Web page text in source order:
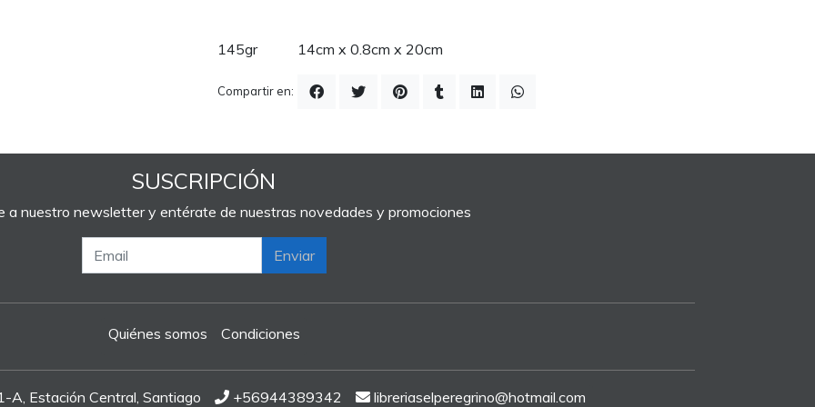
145gr 14cm x 0.8cm x 20cm
Compartir en:
SUSCRIPCIÓN
a nuestro newsletter y entérate de nuestras novedades y promociones
Enviar
Quiénes somos Condiciones
A, Estación Central, Santiago +56944389342 libreriaselperegrino@hotmail.com